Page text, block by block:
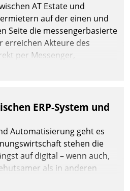
AT Estate und
auf der einen und
Seite die messengerbasierte
erreichen Akteure des
per Messenger,
empfangen oder
ERP-System und
Automatisierung geht es
stehen die
auf digital – wenn auch,
als in anderen